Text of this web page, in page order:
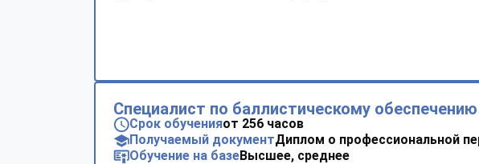
Специалист по баллистическому
Срок обученияот 256 часов
Получаемый документДиплом о профессиональной
Обучение на базеВысшее, среднее